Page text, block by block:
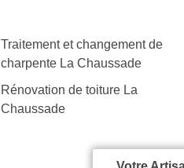
Traitement et changement de
charpente La Chaussade
Rénovation de toiture La
Chaussade